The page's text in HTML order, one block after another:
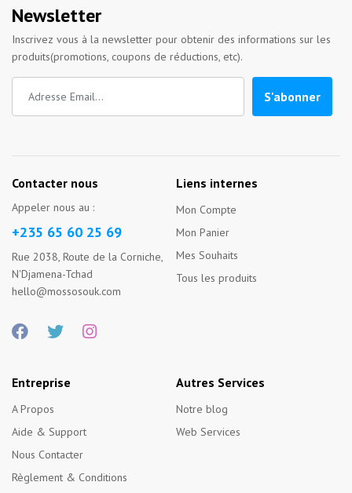
Newsletter
Inscrivez vous à la newsletter pour obtenir des informations sur les
produits(promotions, coupons de réductions, etc).
S'abonner
Contacter nous
Appeler nous au :
+235 65 60 25 69
Rue 2038, Route de la Corniche,
N'Djamena-Tchad
hello@mossosouk.com
Liens internes
Mon Compte
Mon Panier
Mes Souhaits
Tous les produits
Entreprise
A Propos
Aide & Support
Nous Contacter
Règlement & Conditions
Autres Services
Notre blog
Web Services